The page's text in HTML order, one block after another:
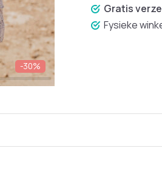
-30%
Gratis
Fysieke